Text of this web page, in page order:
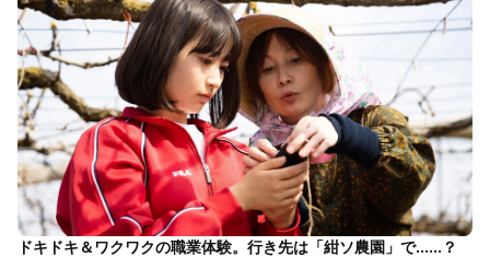
ドキドキ＆ワクワクの職業体験。行き先は「紺ソ農園」で……？